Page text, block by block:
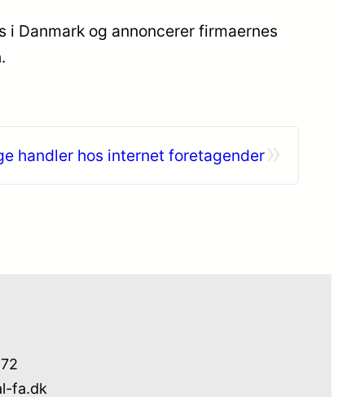
Danmark og annoncerer firmaernes
handler hos internet foretagender
fa.dk